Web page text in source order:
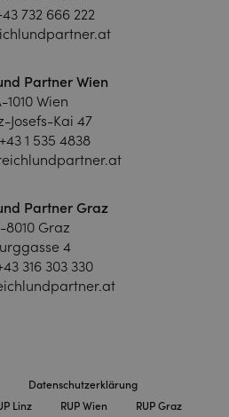
732 666 222
Partner Wien
1010 Wien
Josefs-Kai 47
+43 1 535 4838
Partner Graz
8010 Graz
4
316 303 330
Datenschutzerklärung
Linz RUP Wien RUP Graz